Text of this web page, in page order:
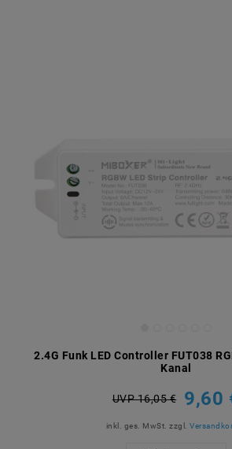
2.4G Funk LED Controller FUT038
Kanal
UVP 16,05 € 9,60
inkl. ges. MwSt. zzgl.